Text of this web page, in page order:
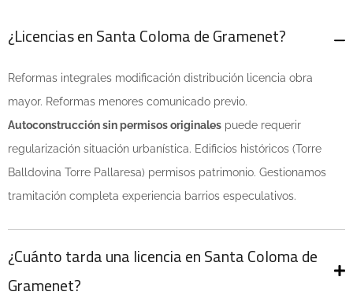
¿Licencias en Santa Coloma de Gramenet?
Reformas integrales modificación distribución licencia obra
mayor. Reformas menores comunicado previo.
Autoconstrucción sin permisos originales puede requerir
regularización situación urbanística. Edificios históricos (Torre
Balldovina Torre Pallaresa) permisos patrimonio. Gestionamos
tramitación completa experiencia barrios especulativos.
¿Cuánto tarda una licencia en Santa Coloma de
Gramenet?